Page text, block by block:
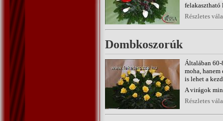
felakasztható
Részletes
Dombkoszorúk
Általában 60-
moha,
is lehet a
A virágok
Részletes